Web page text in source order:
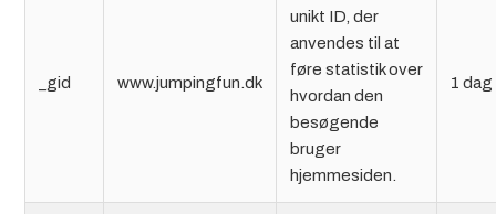
_gid www.jumpingfun.dk
unikt ID, der
anvendes til at
føre statistik over
hvordan den
besøgende
bruger
hjemmesiden.
1 dag